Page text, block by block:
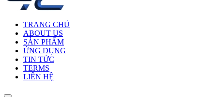
TRANG CHỦ
ABOUT US
SẢN PHẨM
ỨNG DỤNG
TIN TỨC
TERMS
LIÊN HỆ